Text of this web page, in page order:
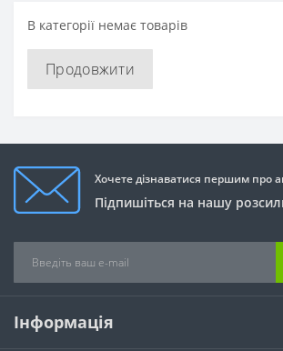
В категорії немає товарів
Продовжити
Хочете дізнаватися першим про
Підпишіться на нашу
Інформація